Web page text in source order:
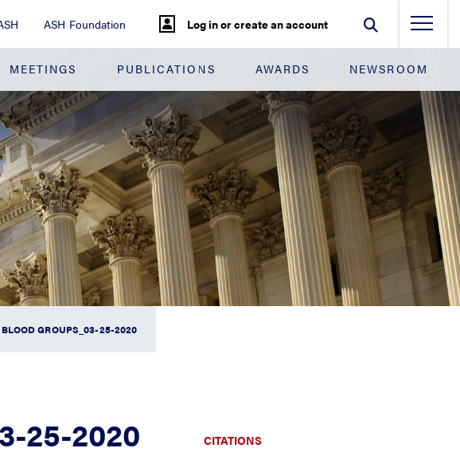
ASH Foundation Log in or create an account
MEETINGS PUBLICATIONS AWARDS NEWSROOM
GROUPS_03-25-2020
25-2020 CITATIONS